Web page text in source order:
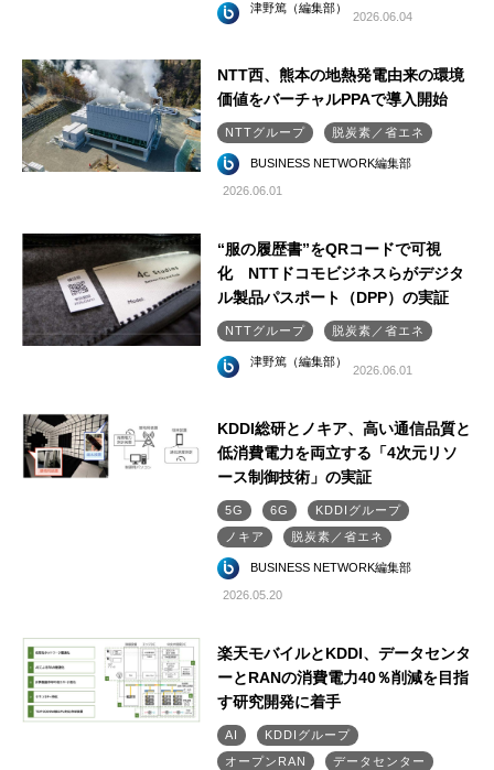
津野篤（編集部）
2026.06.04
NTT西、熊本の地熱発電由来の環境
価値をバーチャルPPAで導入開始
NTTグループ 脱炭素／省エネ
BUSINESS NETWORK編集部
2026.06.01
“服の履歴書”をQRコードで可視
化 NTTドコモビジネスらがデジタ
ル製品パスポート（DPP）の実証
NTTグループ 脱炭素／省エネ
津野篤（編集部）
2026.06.01
KDDI総研とノキア、高い通信品質と
低消費電力を両立する「4次元リソ
ース制御技術」の実証
5G 6G
KDDIグループ
ノキア
脱炭素／省エネ
BUSINESS NETWORK編集部
2026.05.20
楽天モバイルとKDDI、データセンタ
ーとRANの消費電力40％削減を目指
す研究開発に着手
AI
KDDIグループ
オープンRAN
データセンター